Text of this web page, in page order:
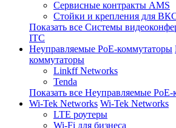
Сервисные контракты AMS
Стойки и крепления для
Показать все Системы
ITC
Неуправляемые PoE-коммутаторы
коммутаторы
Linkff Networks
Tenda
Показать все Неуправляемые
Wi-Tek Networks Wi-Tek Networks
LTE роутеры
Wi-Fi для бизнеса